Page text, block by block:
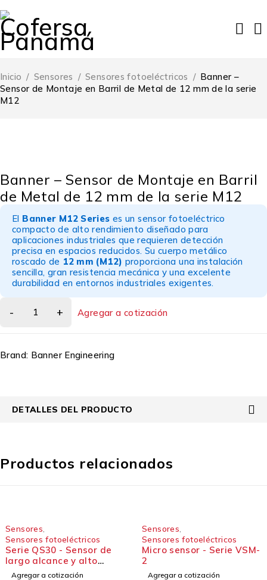
Inicio / Sensores / Sensores fotoeléctricos / Banner –
Sensor de Montaje en Barril de Metal de 12 mm de la serie
M12
Banner – Sensor de Montaje en Barril
de Metal de 12 mm de la serie M12
El Banner M12 Series es un sensor fotoeléctrico
compacto de alto rendimiento diseñado para
aplicaciones industriales que requieren detección
precisa en espacios reducidos. Su cuerpo metálico
roscado de 12 mm (M12) proporciona una instalación
sencilla, gran resistencia mecánica y una excelente
durabilidad en entornos industriales exigentes.
Agregar a cotización
Brand: Banner Engineering
DETALLES DEL PRODUCTO
Productos relacionados
- Sensor de
y alto
Sensores fotoeléctricos
Micro sensor - Serie VSM-
2
Agregar a cotización
Banner